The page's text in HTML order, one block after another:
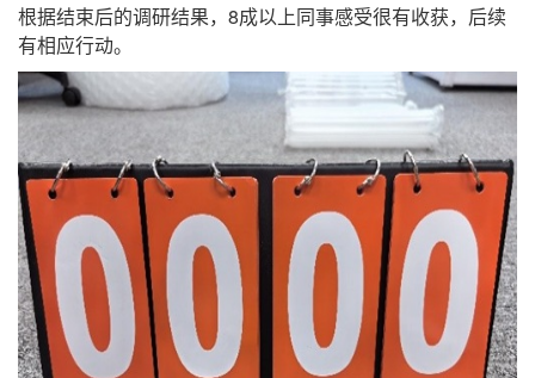
根据结束后的调研结果， 8成以上同事感受很有收获，后续
有相应行动。